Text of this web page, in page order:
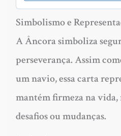
Simbolismo e
A Âncora simboliza
perseverança. Assim
um navio, essa carta
mantém firmeza na vida,
desafios ou mudanças.